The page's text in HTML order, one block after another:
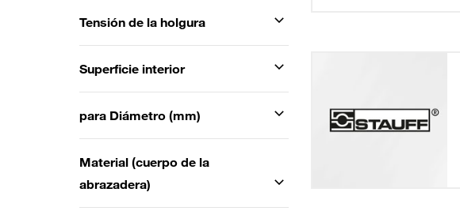
Tensión de la holgura
Superficie interior
para Diámetro (mm)
Material (cuerpo de la
abrazadera)